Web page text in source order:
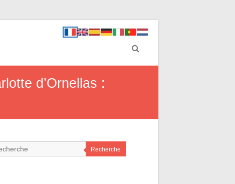
d’Ornellas :
Recherche